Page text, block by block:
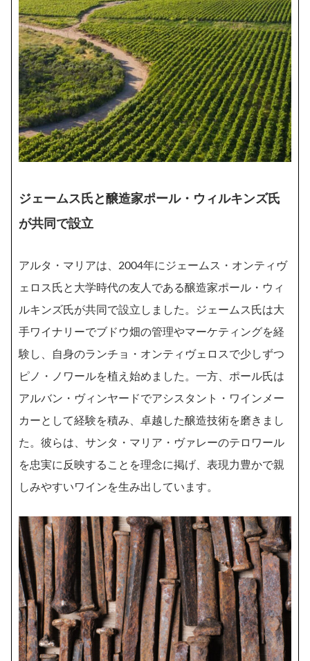
ジェームス氏と醸造家ポール・ウィルキンズ氏
が共同で設立
アルタ・マリアは、2004年にジェームス・オンティヴ
ェロス氏と大学時代の友人である醸造家ポール・ウィ
ルキンズ氏が共同で設立しました。ジェームス氏は大
手ワイナリーでブドウ畑の管理やマーケティングを経
験し、自身のランチョ・オンティヴェロスで少しずつ
ピノ・ノワールを植え始めました。一方、ポール氏は
アルバン・ヴィンヤードでアシスタント・ワインメー
カーとして経験を積み、卓越した醸造技術を磨きまし
た。彼らは、サンタ・マリア・ヴァレーのテロワール
を忠実に反映することを理念に掲げ、表現力豊かで親
しみやすいワインを生み出しています。